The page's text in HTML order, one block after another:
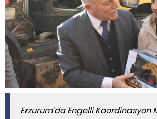
Erzurum'da Engelli Koordinasyon